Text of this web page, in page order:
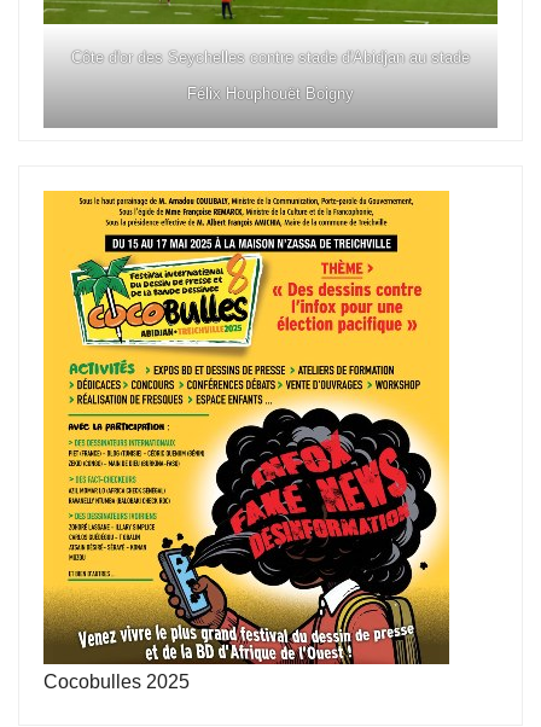
Côte d'or des Seychelles contre stade d'Abidjan au stade
Félix Houphouët Boigny
Cocobulles 2025